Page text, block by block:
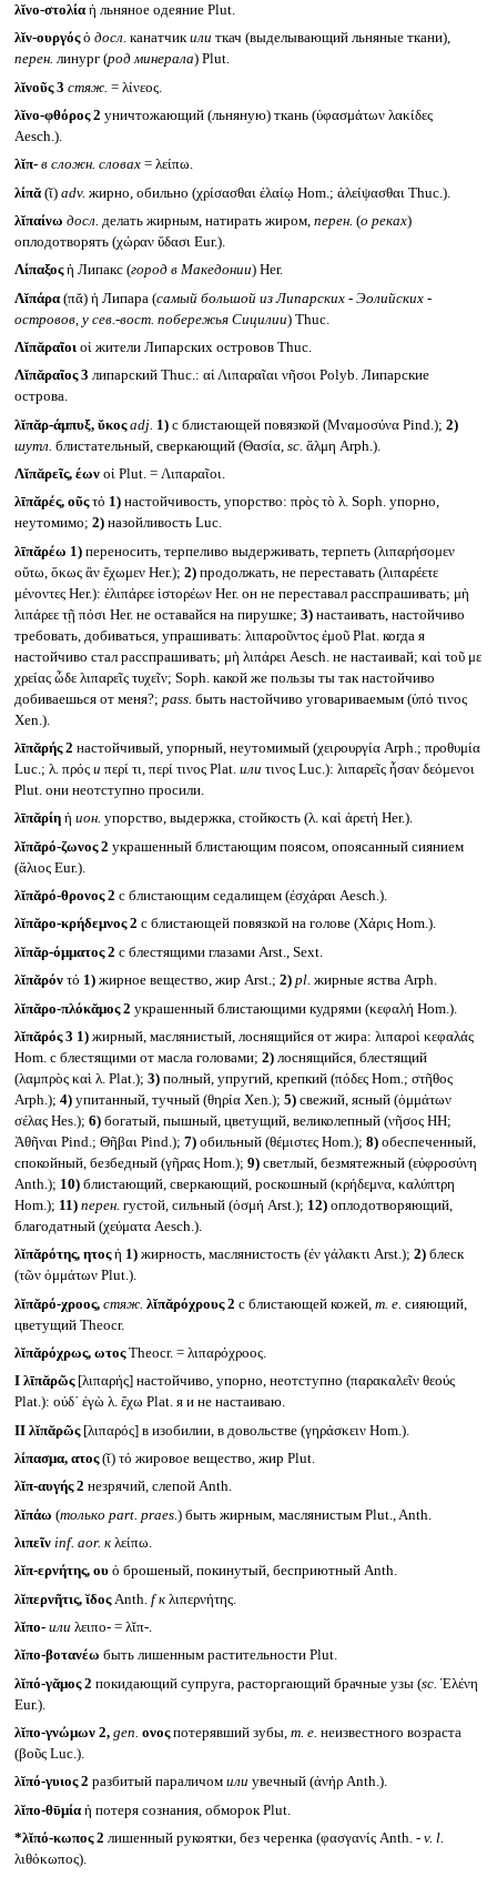
λῐνο-στολία ἡ льняное одеяние Plut.
λῐν-ουργόςὁ досл. канатчикили ткач (выделывающий льняные ткани),
перен. линург (род минерала) Plut.
λῐνοῦς 3 стяж. = λίνεος.
λῐνο-φθόρος 2 уничтожающий (льняную) ткань (ὑφασμάτων λακίδες
Aesch.).
λῐπ- в сложн. словах= λείπω.
λίπᾰ(ῐ) adv. жирно, обильно (χρίσασθαι ἐλαίῳ Hom.; ἀλείψασθαι Thuc.).
λῐπαίνω досл. делать жирным, натирать жиром, перен. (о реках)
оплодотворять (χώραν ὕδασι Eur.).
Λίπαξοςἡ Липакс (город в Македонии) Her.
Λῐπάρα(πᾰ) ἡ Липара (самый большой из Липарских - Эолийских -
островов, у сев.-вост. побережья Сицилии) Thuc.
Λῐπᾰραῖοι οἱ жители Липарских островов Thuc.
Λῐπᾰραῖος 3 липарский Thuc.: αἱ Λιπαραῖαι νῆσοι Polyb. Липарские
острова.
λῐπᾰρ-άμπυξ, ῠκοςadj. 1)с блистающей повязкой (Μναμοσύνα Pind.); 2)
шутл. блистательный, сверкающий (Θασία, sc. ἅλμη Arph.).
Λῐπᾰρεῖς, έωνοἱ Plut. = Λιπαραῖοι.
λῑπᾰρές, οῦςτό 1)настойчивость, упорство: πρὸς τὸ λ. Soph. упорно,
неутомимо; 2)назойливость Luc.
λῑπᾰρέω 1)переносить, терпеливо выдерживать, терпеть (λιπαρήσομεν
οὕτω, ὅκως ἂν ἔχωμεν Her.); 2)продолжать, не переставать (λιπαρέετε
μένοντες Her.): ἐλιπάρεε ἱστορέων Her. он не переставал расспрашивать; μὴ
λιπάρεε τῇ πόσι Her. не оставайся на пирушке; 3)настаивать, настойчиво
требовать, добиваться, упрашивать: λιπαροῦντος ἐμοῦ Plat. когда я
настойчиво стал расспрашивать; μὴ λιπάρει Aesch. не настаивай; καὶ τοῦ με
χρείας ὧδε λιπαρεῖς τυχεῖν; Soph. какой же пользы ты так настойчиво
добиваешься от меня?; pass. быть настойчиво уговариваемым (ὑπό τινος
Xen.).
λῑπᾰρής 2 настойчивый, упорный, неутомимый (χειρουργία Arph.; προθυμία
Luc.; λ. πρός и περί τι, περί τινος Plat. или τινος Luc.): λιπαρεῖς ἦσαν δεόμενοι
Plut. они неотступно просили.
λῑπᾰρίη ἡ ион. упорство, выдержка, стойкость (λ. καὶ ἀρετή Her.).
λῐπᾰρό-ζωνος 2 украшенный блистающим поясом, опоясанный сиянием
(ἅλιος Eur.).
λῐπᾰρό-θρονος 2 с блистающим седалищем (ἐσχάραι Aesch.).
λῐπᾰρο-κρήδεμνος 2 с блистающей повязкой на голове (Χάρις Hom.).
λῐπᾰρ-όμματος 2 с блестящими глазами Arst., Sext.
λῐπᾰρόν τό 1)жирное вещество, жир Arst.; 2) pl. жирные яства Arph.
λῐπᾰρο-πλόκᾰμος 2 украшенный блистающими кудрями (κεφαλή Hom.).
λῐπᾰρός 3 1)жирный, маслянистый, лоснящийся от жира: λιπαροὶ κεφαλάς
Hom. с блестящими от масла головами; 2)лоснящийся, блестящий
(λαμπρὸς καὶ λ. Plat.); 3)полный, упругий, крепкий (πόδες Hom.; στῆθος
Arph.); 4)упитанный, тучный (θηρία Xen.); 5)свежий, ясный (ὀμμάτων
σέλας Hes.); 6)богатый, пышный, цветущий, великолепный (νῆσος HH;
Ἀθῆναι Pind.; Θῆβαι Pind.); 7)обильный (θέμιστες Hom.); 8)обеспеченный,
спокойный, безбедный (γῆρας Hom.); 9)светлый, безмятежный (εὐφροσύνη
Anth.); 10)блистающий, сверкающий, роскошный (κρήδεμνα, καλύπτρη
Hom.); 11) перен. густой, сильный (ὀσμή Arst.); 12)оплодотворяющий,
благодатный (χεύματα Aesch.).
λῐπᾰρότης, ητοςἡ 1)жирность, маслянистость (ἐν γάλακτι Arst.); 2)блеск
(τῶν ὀμμάτων Plut.).
λῐπᾰρό-χροος, стяж. λῐπᾰρόχρους 2 с блистающей кожей, т. е. сияющий,
цветущий Theocr.
λῐπᾰρόχρως, ωτοςTheocr. = λιπαρόχροος.
I λῑπᾰρῶς [λιπαρής] настойчиво, упорно, неотступно (παρακαλεῖν θεούς
Plat.): οὐδ᾽ ἐγὼ λ. ἔχω Plat. я и не настаиваю.
II λῐπᾰρῶς [λιπαρός] в изобилии, в довольстве (γηράσκειν Hom.).
λίπασμα, ατος(ῐ) τό жировое вещество, жир Plut.
λῐπ-αυγής 2 незрячий, слепой Anth.
λῐπάω (только part. praes. ) быть жирным, маслянистым Plut., Anth.
λιπεῖν inf. aor. кλείπω.
λῐπ-ερνήτης, ουὁ брошеный, покинутый, бесприютный Anth.
λῐπερνῆτις, ῐδοςAnth. f кλιπερνήτης.
λῐπο- или λειπο- = λῐπ-.
λῐπο-βοτανέω быть лишенным растительности Plut.
λῐπό-γᾰμος 2 покидающий супруга, расторгающий брачные узы (sc. Ἑλένη
Eur.).
λῐπο-γνώμων 2, gen. ονοςпотерявший зубы, т. е. неизвестного возраста
(βοῦς Luc.).
λῐπό-γυιος 2 разбитый параличом или увечный (ἀνήρ Anth.).
λῐπο-θῡμία ἡ потеря сознания, обморок Plut.
*λῐπό-κωπος 2 лишенный рукоятки, без черенка (φασγανίς Anth. - v. l.
λιθόκωπος).